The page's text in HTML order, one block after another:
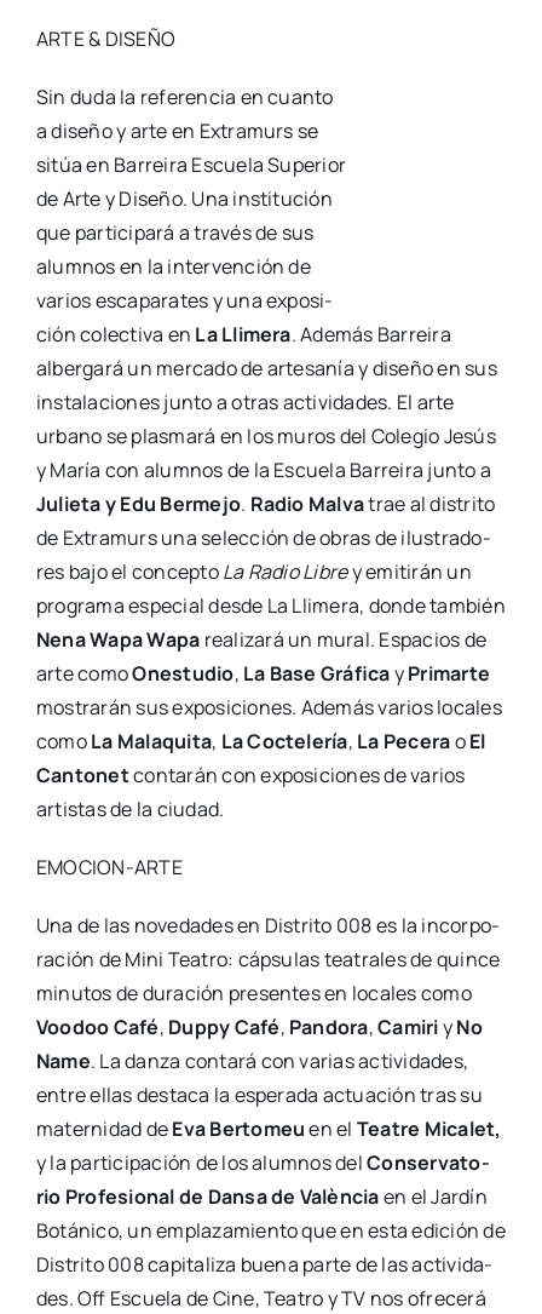
ARTE & DISEÑO
Sin duda la refe­ren­cia en cuan­to
a dise­ño y arte en Extra­murs se
sitúa en Barrei­ra Escue­la Supe­rior
de Arte y Dise­ño. Una ins­ti­tu­ción
que par­ti­ci­pa­rá a tra­vés de sus
alum­nos en la inter­ven­ción de
varios esca­pa­ra­tes y una expo­si­
ción colec­ti­va en La Lli­me­ra. Ade­más Barrei­ra
alber­ga­rá un mer­ca­do de arte­sa­nía y dise­ño en sus
ins­ta­la­cio­nes jun­to a otras acti­vi­da­des. El arte
urbano se plas­ma­rá en los muros del Cole­gio Jesús
y María con alum­nos de la Escue­la Barrei­ra jun­to a
Julie­ta y Edu Ber­me­jo. Radio Mal­vatrae al dis­tri­to
de Extra­murs una selec­ción de obras de ilus­tra­do­
res bajo el con­cep­toLa Radio Librey emi­ti­rán un
pro­gra­ma espe­cial des­de La Lli­me­ra, don­de tam­bién
Nena Wapa Wapa rea­li­za­rá un mural. Espa­cios de
arte comoOnes­tu­dio, La Base Grá­fi­cayPri­mar­te
mos­tra­rán sus expo­si­cio­nes. Ade­más varios loca­les
comoLa Mala­qui­ta, La Coc­te­le­ría, La Pece­raoEl
Can­to­netcon­ta­rán con expo­si­cio­nes de varios
artis­tas de la ciu­dad.
EMOCION-ARTE
Una de las nove­da­des en Dis­tri­to 008 es la incor­po­
ra­ción de Mini Tea­tro: cáp­su­las tea­tra­les de quin­ce
minu­tos de dura­ción pre­sen­tes en loca­les como
Voo­doo Café, Duppy Café, Pan­do­ra,Cami­riyNo
Name. La dan­za con­ta­rá con varias acti­vi­da­des,
entre ellas des­ta­ca la espe­ra­da actua­ción tras su
mater­ni­dad deEva Ber­to­meuen el Tea­tre Mica­let,
y la par­ti­ci­pa­ción de los alum­nos delCon­ser­va­to­
rio Pro­fe­sio­nal de Dan­sa de Valèn­ciaen el Jar­dín
Botá­ni­co, un empla­za­mien­to que en esta edi­ción de
Dis­tri­to 008 capi­ta­li­za bue­na par­te de las acti­vi­da­
des. Off Escue­la de Cine, Tea­tro y TV nos ofre­ce­rá